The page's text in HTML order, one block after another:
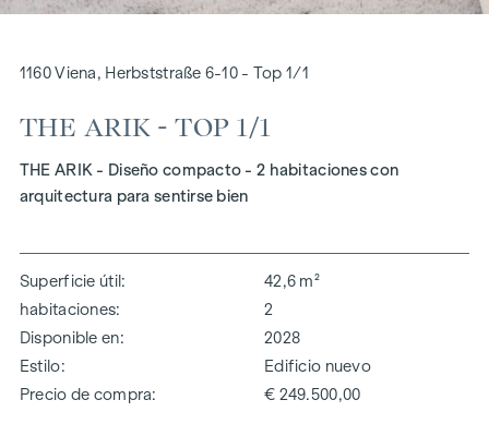
1160 Viena, Herbststraße 6-10 - Top 1/1
THE ARIK - TOP 1/1
THE ARIK - Diseño compacto - 2 habitaciones con
arquitectura para sentirse bien
Superficie útil
42,6 m²
habitaciones
2
Disponible en
2028
Estilo
Edificio nuevo
Precio de compra
€ 249.500,00